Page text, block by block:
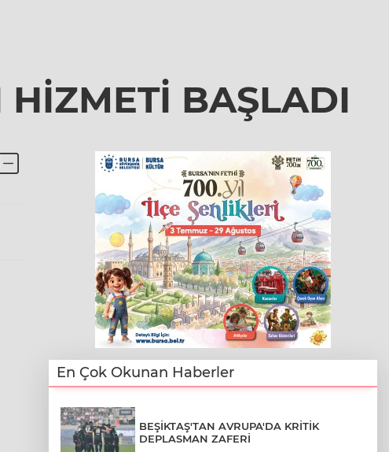
HİZMETİ BAŞLADI
En Çok Okunan Haberler
BEŞİKTAŞ'TAN AVRUPA'DA KRİTİK
DEPLASMAN ZAFERİ